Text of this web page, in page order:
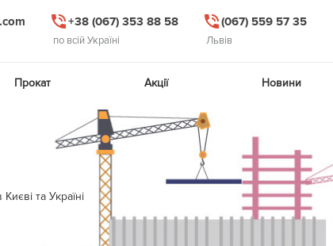
+38 (067) 353 88 58
по всій Україні
(067) 559 57 35
Львів
Прокат Акції Новини
та Україні